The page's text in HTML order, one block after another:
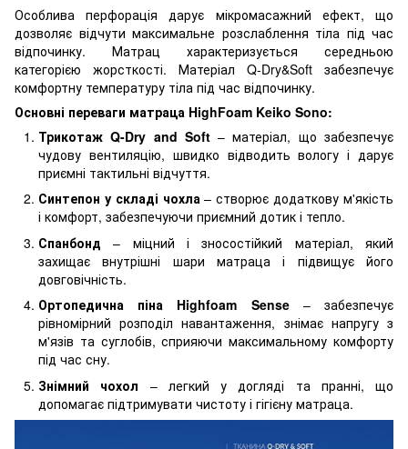
Особлива перфорація дарує мікромасажний ефект, що
дозволяє відчути максимальне розслаблення тіла під час
відпочинку. Матрац характеризується середньою
категорією жорсткості. Матеріал Q-Dry&Soft забезпечує
комфортну температуру тіла під час відпочинку.
Основні переваги матраца HighFoam Keiko Sono:
Трикотаж Q-Dry and Soft– матеріал, що забезпечує
чудову вентиляцію, швидко відводить вологу і дарує
приємні тактильні відчуття.
Синтепон у складі чохла– створює додаткову м'якість
і комфорт, забезпечуючи приємний дотик і тепло.
Спанбонд – міцний і зносостійкий матеріал, який
захищає внутрішні шари матраца і підвищує його
довговічність.
Ортопедична піна Highfoam Sense– забезпечує
рівномірний розподіл навантаження, знімає напругу з
м'язів та суглобів, сприяючи максимальному комфорту
під час сну.
Знімний чохол – легкий у догляді та пранні, що
допомагає підтримувати чистоту і гігієну матраца.